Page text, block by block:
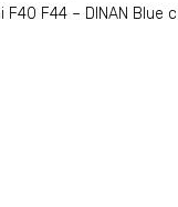
F44 – DINAN Blue